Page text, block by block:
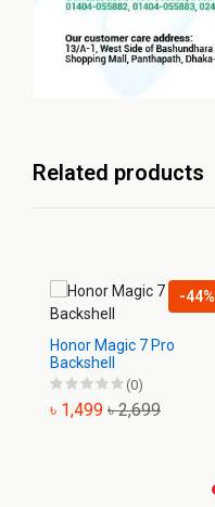
Related products
-44%
Honor Magic 7 Pro
Backshell
(0)
৳ 1,499 ৳ 2,699